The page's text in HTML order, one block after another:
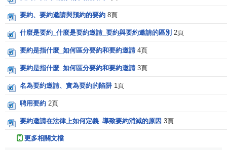
要約、要約邀請與預約的要約 8頁
什麼是要約_什麼是要約邀請_要約與要約邀請的區別 2頁
要約是指什麼_如何區分要約和要約邀請 4頁
要約是指什麼_如何區分要約和要約邀請 3頁
名為要約邀請、實為要約的陷阱 1頁
聘用要約 2頁
要約邀請在法律上如何定義_導致要約消滅的原因 3頁
更多相關文檔